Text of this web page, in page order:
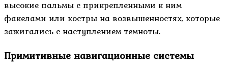
высокие пальмы с прикрепленными к ним
факелами или костры на возвышенностях, которые
зажигались с наступлением темноты.
Примитивные навигационные системы